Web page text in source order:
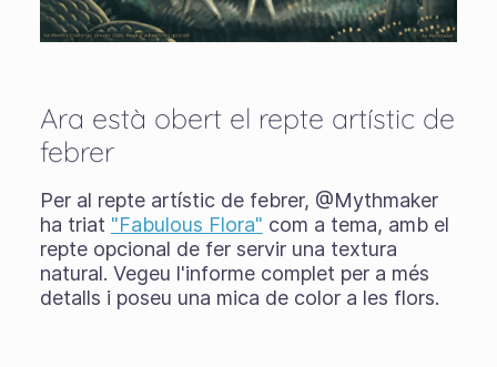
Ara està obert el repte artístic de
febrer
Per al repte artístic de febrer, @Mythmaker
ha triat "Fabulous Flora" com a tema, amb el
repte opcional de fer servir una textura
natural. Vegeu l'informe complet per a més
detalls i poseu una mica de color a les flors.